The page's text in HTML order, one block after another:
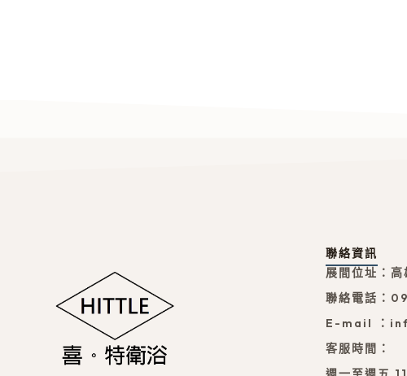
聯絡資訊
展間位址：
聯絡電話：
E-mail ：
客服時間：